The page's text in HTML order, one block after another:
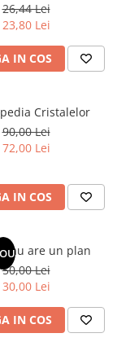
26,44 Lei
23,80 Lei
IN COS
Cristalelor
90,00 Lei
72,00 Lei
IN COS
tau are un plan
50,00 Lei
30,00 Lei
IN COS